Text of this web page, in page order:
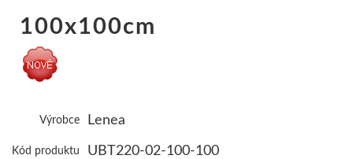
100x100cm
Výrobce Lenea
Kód produktu UBT220-02-100-100